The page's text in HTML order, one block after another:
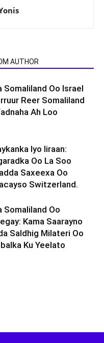
AUTHOR
Somaliland Oo Israel
Reer Somaliland
Ah Loo
Iyo Iiraan:
Oo La Soo
Saxeexa Oo
Switzerland.
Somaliland Oo
Kama Saarayno
Saldhig Milateri Oo
Ku Yeelato